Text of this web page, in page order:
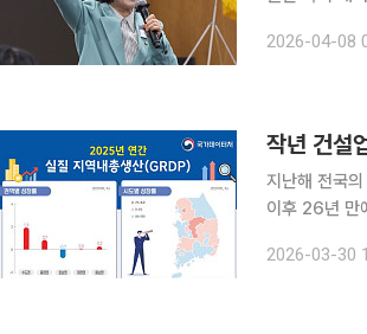
2026-04-08
작년 건설
지난해 전국
이후 26년 만
내용이 담긴
2026-03-30